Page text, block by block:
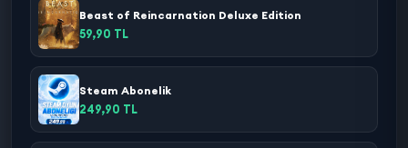
Beast of Reincarnation Deluxe Edition
59,90 TL
Steam Abonelik
249,90 TL